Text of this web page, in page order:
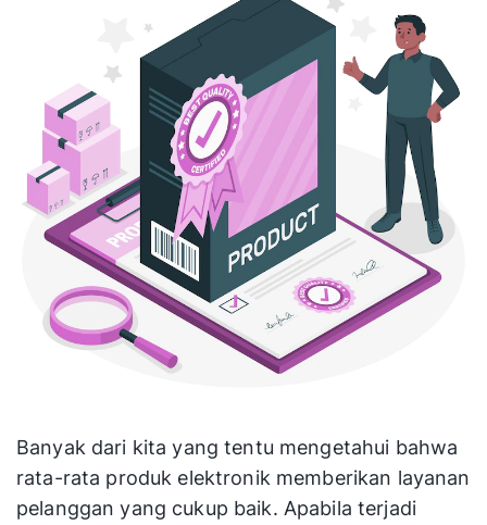
Banyak dari kita yang tentu mengetahui bahwa
rata-rata produk elektronik memberikan layanan
pelanggan yang cukup baik. Apabila terjadi